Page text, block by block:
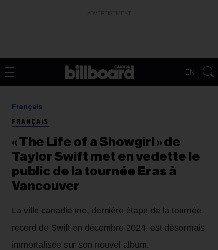
EN
Français
FRANÇAIS
« The Life of a Showgirl » de
Taylor Swift met en vedette le
public de la tournée Eras à
Vancouver
La ville canadienne, dernière étape de la tournée
record de Swift en décembre 2024, est désormais
immortalisée sur son nouvel album.